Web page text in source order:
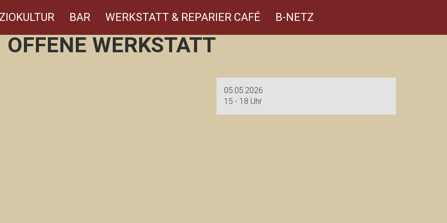
BAR WERKSTATT & REPARIER CAFÉ B-NETZ
OFFENE WERKSTATT
05.05.2026
15 - 18 Uhr